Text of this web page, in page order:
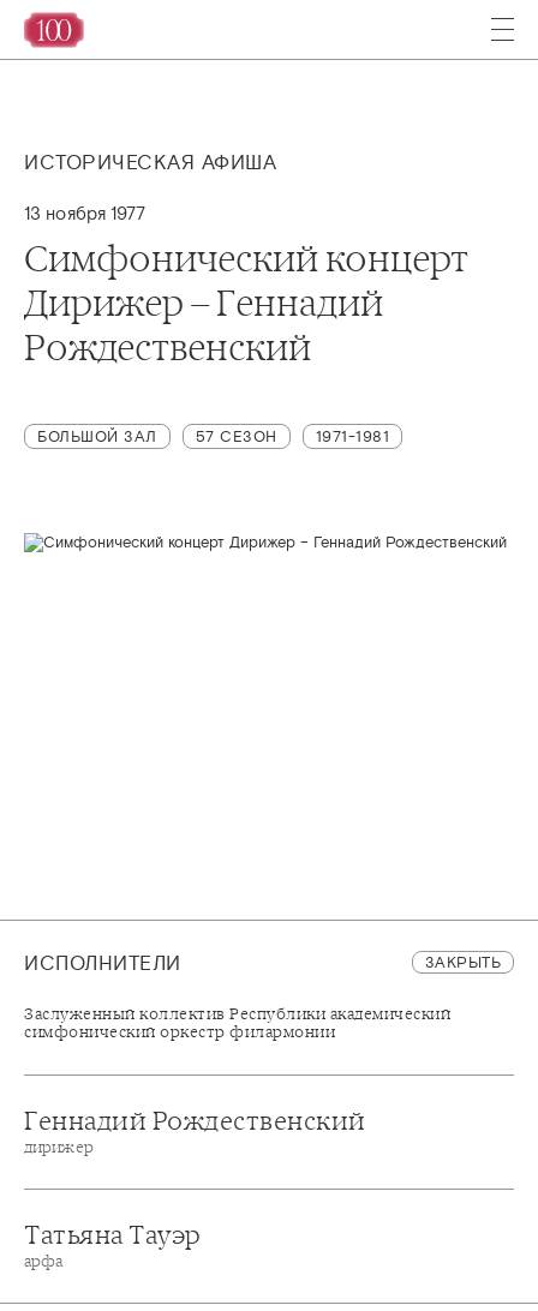
ИСТОРИЧЕСКАЯ АФИША
13 ноября 1977
Симфонический концерт
Дирижер – Геннадий
Рождественский
БОЛЬШОЙ ЗАЛ 57 СЕЗОН 1971-1981
ИСПОЛНИТЕЛИ ЗАКРЫТЬ
Заслуженный коллектив Республики академический
симфонический оркестр филармонии
Геннадий Рождественский
дирижер
Татьяна Тауэр
арфа